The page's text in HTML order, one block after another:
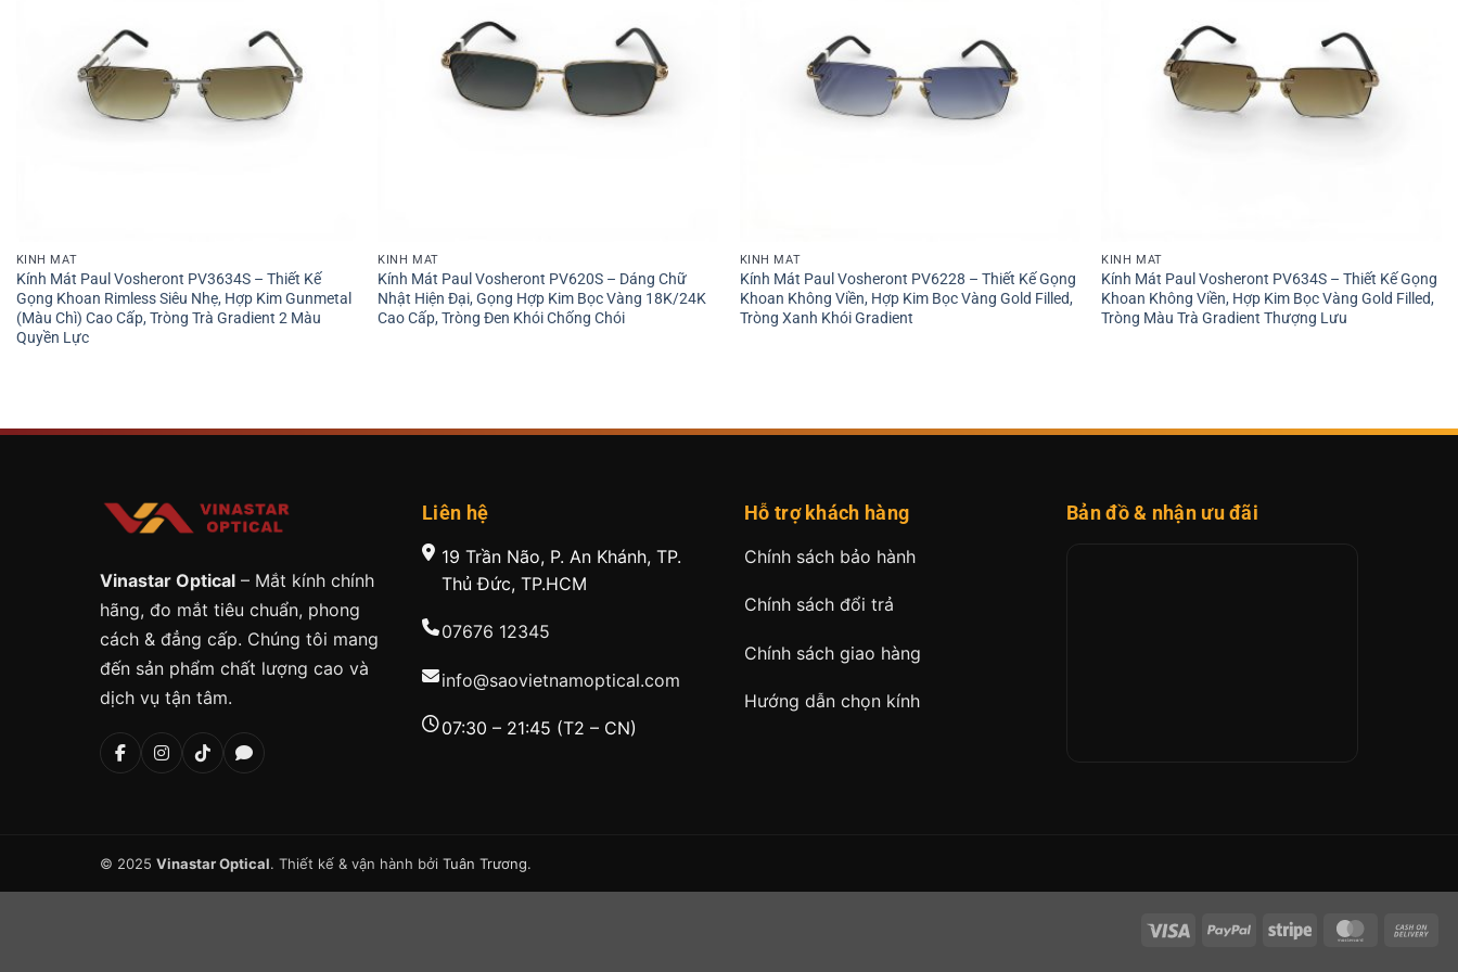
KÍNH MÁT
Kính Mát Paul Vosheront PV3634S – Thiết Kế
Gọng Khoan Rimless Siêu Nhẹ, Hợp Kim Gunmetal
(Màu Chì) Cao Cấp, Tròng Trà Gradient 2 Màu
Quyền Lực
KÍNH MÁT
Kính Mát Paul Vosheront PV620S – Dáng Chữ
Nhật Hiện Đại, Gọng Hợp Kim Bọc Vàng 18K/24K
Cao Cấp, Tròng Đen Khói Chống Chói
KÍNH MÁT
Kính Mát Paul Vosheront PV6228 – Thiết Kế Gọng
Khoan Không Viền, Hợp Kim Bọc Vàng Gold Filled,
Tròng Xanh Khói Gradient
KÍNH MÁT
Kính Mát Paul Vosheront PV634S – Thiết Kế Gọng
Khoan Không Viền, Hợp Kim Bọc Vàng Gold Filled,
Tròng Màu Trà Gradient Thượng Lưu
Vinastar Optical – Mắt kính chính
hãng, đo mắt tiêu chuẩn, phong
cách & đẳng cấp. Chúng tôi mang
đến sản phẩm chất lượng cao và
dịch vụ tận tâm.
Liên hệ
19 Trần Não, P. An Khánh, TP.
Thủ Đức, TP.HCM
07676 12345
info@saovietnamoptical.com
07:30 – 21:45 (T2 – CN)
Hỗ trợ khách hàng
Chính sách bảo hành
Chính sách đổi trả
Chính sách giao hàng
Hướng dẫn chọn kính
Bản đồ & nhận ưu đãi
© 2025 Vinastar Optical. Thiết kế & vận hành bởi Tuân Trương.
Visa PayPal Stripe MasterCard